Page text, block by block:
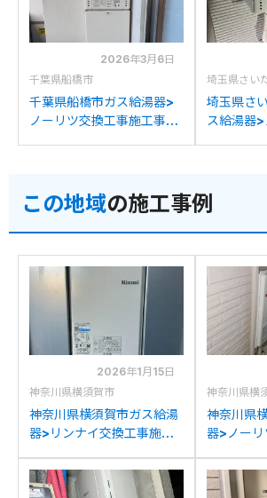
2026年3月6日
千葉県船橋市
千葉県船橋市ガス給湯器>
ノーリツ交換工事施工事
換
埼玉県さい
埼玉県さ
ス給湯器
換
この地域の施工事例
2026年1月15日
神奈川県横須賀市
神奈川県横須賀市ガス給湯
器>リンナイ交換工事施工
2050SAQ-CUからリンナ
イRUF-SA2005AU(A)へ
神奈川県横
神奈川県
器>ノー
1612WE
1639WS-